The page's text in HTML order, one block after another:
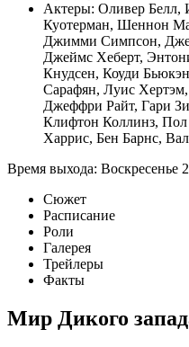
Актеры: Оливер Белл,
Куотерман, Шеннон
Джимми Симпсон,
Джеймс Хеберт,
Кнудсен, Коуди
Сарафян, Луис Хертэм,
Джеффри Райт, Гари
Клифтон Коллинз,
Харрис, Бен Барнс,
Время выхода: Воскресенье
Сюжет
Расписание
Роли
Галерея
Трейлеры
Факты
Мир Дикого